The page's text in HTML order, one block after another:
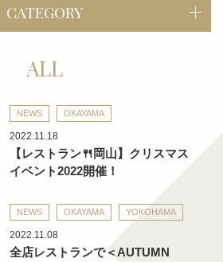
CATEGORY
ALL
NEWS OKAYAMA
2022.11.18
【レストラン🍴岡山】クリスマス
イベント2022開催！
NEWS OKAYAMA YOKOHAMA
2022.11.08
全店レストランで＜AUTUMN